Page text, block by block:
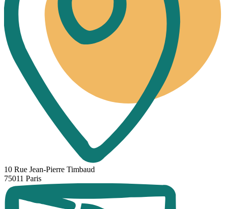
10 Rue Jean-Pierre Timbaud
75011 Paris